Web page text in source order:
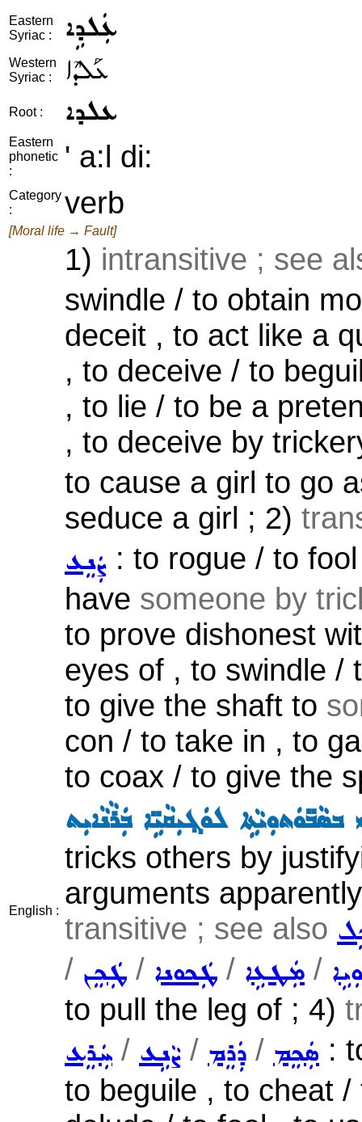
Eastern
Syriac :
ܥܲܠܕܹܐ
Western
Syriac :
ܥܰܠܕܶܐ
Root : ܥܠܕܐ
Eastern
phonetic
:
' a:l di:
Category
:
verb
[Moral life → Fault]
English :
1) intransitive ; see
swindle / to obtain
deceit , to act like a
, to deceive / to
, to lie / to be a
, to deceive by
to cause a girl to go
seduce a girl ; 2)
ܨܲܢܸܥ : to rogue / to
have someone by
to prove dishonest
eyes of , to swindle /
to give the shaft to
con / to take in , to
to coax / to give the
ܠܘܿܓ݂ܝܼܩܵܝܹ̈ܐ ܒܲܪܵܢܵܐܝܼܬ
tricks others by
arguments
transitive ; see also
/ ܛܲܟܸܢ / ܛܲܟܘܢܐ / ܡܲܛܥܹܐ /
to pull the leg of ; 4)
ܚܲܪܸܥ / ܨܵܢܹܥ / ܕܲܪܸܡ / ܣܲܟܸܡ :
to beguile , to cheat